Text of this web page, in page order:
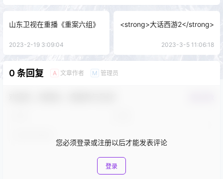
山东卫视在重播《重案六组》
2023-2-19 3:09:04
<strong>大话西游2</strong>
2023-3-5 11:06:18
0 条回复 A 文章作者 M 管理员
您必须登录或注册以后才能发表评论
登录